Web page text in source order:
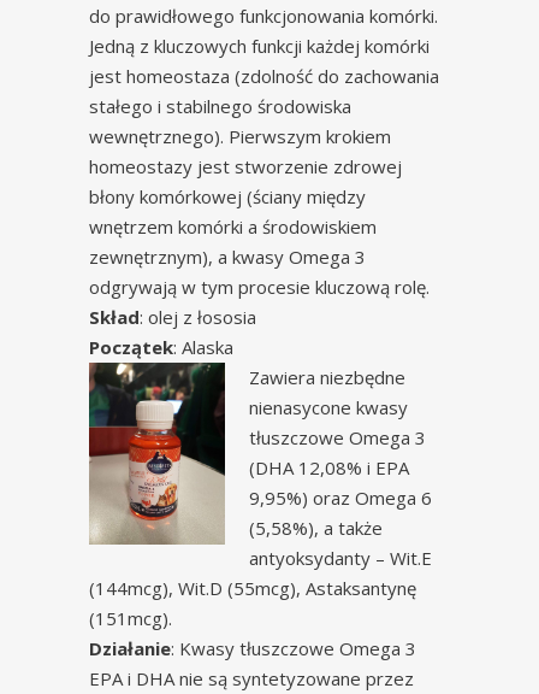
do prawidłowego funkcjonowania komórki.
Jedną z kluczowych funkcji każdej komórki
jest homeostaza (zdolność do zachowania
stałego i stabilnego środowiska
wewnętrznego). Pierwszym krokiem
homeostazy jest stworzenie zdrowej
błony komórkowej (ściany między
wnętrzem komórki a środowiskiem
zewnętrznym), a kwasy Omega 3
odgrywają w tym procesie kluczową rolę.
Skład: olej z łososia
Początek: Alaska
Zawiera niezbędne
nienasycone kwasy
tłuszczowe Omega 3
(DHA 12,08% i EPA
9,95%) oraz Omega 6
(5,58%), a także
antyoksydanty – Wit.E
(144mcg), Wit.D (55mcg), Astaksantynę
(151mcg).
Działanie: Kwasy tłuszczowe Omega 3
EPA i DHA nie są syntetyzowane przez